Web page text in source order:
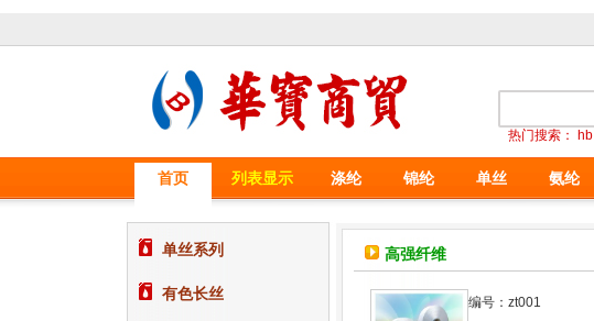
热门搜索： hb
首页 列表显示 涤纶 锦纶 单丝 氨纶
单丝系列
有色长丝
高强纤维
编号：zt001